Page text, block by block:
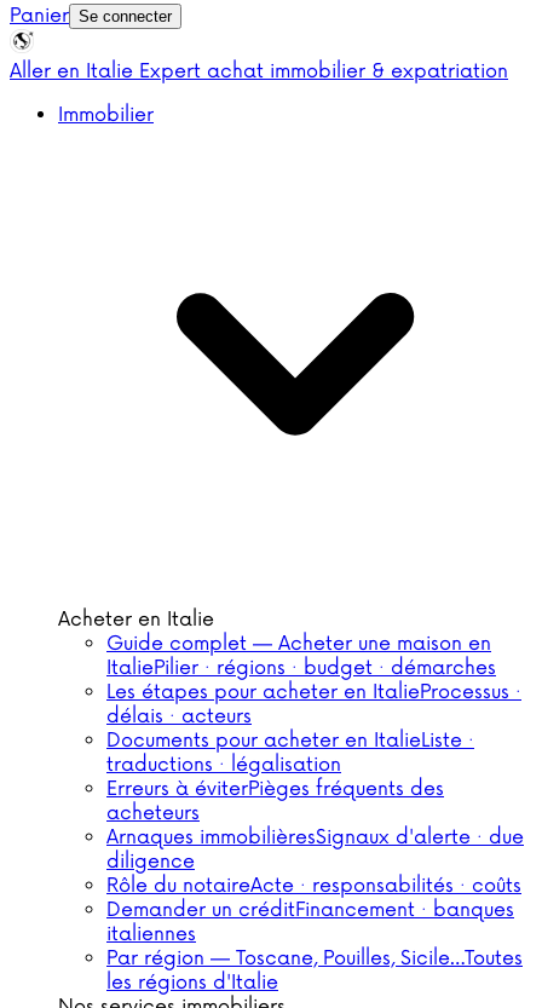
Panier Se connecter
Aller en Italie Expert achat immobilier & expatriation
Immobilier
Acheter en Italie
Guide complet — Acheter une maison en
ItaliePilier · régions · budget · démarches
Les étapes pour acheter en ItalieProcessus ·
délais · acteurs
Documents pour acheter en ItalieListe ·
traductions · légalisation
Erreurs à éviterPièges fréquents des
acheteurs
Arnaques immobilièresSignaux d'alerte · due
diligence
Rôle du notaireActe · responsabilités · coûts
Demander un créditFinancement · banques
italiennes
Par région — Toscane, Pouilles, Sicile…Toutes
les régions d'Italie